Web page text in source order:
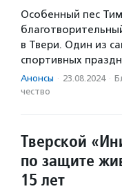
Особенный пес
в Твери. Один из
спортивных
Анонсы · 23.08.2024 ·
чест­во
Тверской
по защите
15 лет